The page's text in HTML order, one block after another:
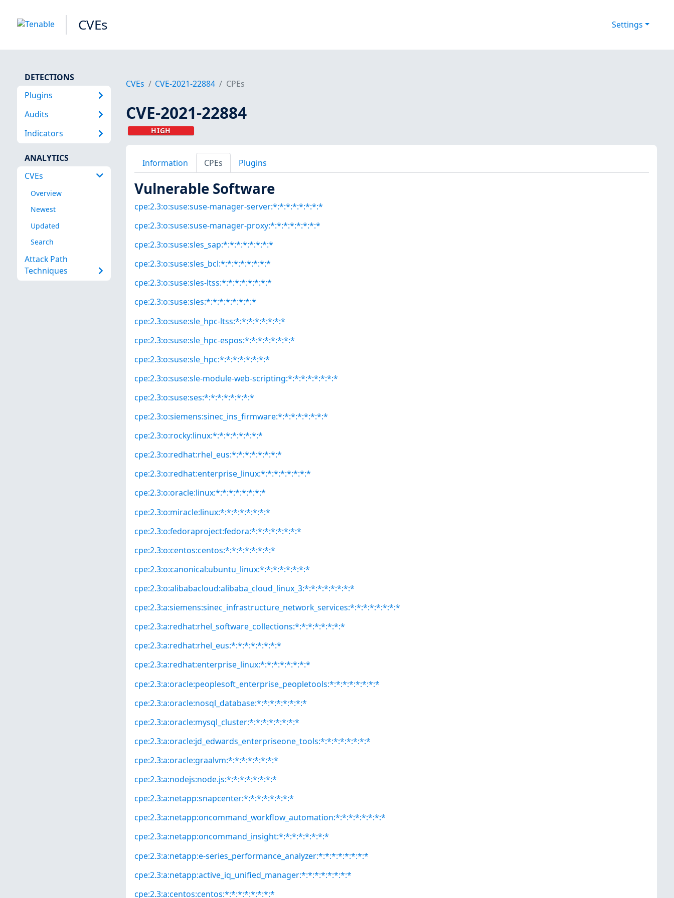
CVEs Settings
DETECTIONS
Plugins
Audits
Indicators
ANALYTICS
CVEs
Overview
Newest
Updated
Search
Attack Path
Techniques
CVEs CVE-2021-22884 CPEs
CVE-2021-22884
HIGH
Information CPEs Plugins
Vulnerable Software
cpe:2.3:o:suse:suse-manager-server:*:*:*:*:*:*:*:*
cpe:2.3:o:suse:suse-manager-proxy:*:*:*:*:*:*:*:*
cpe:2.3:o:suse:sles_sap:*:*:*:*:*:*:*:*
cpe:2.3:o:suse:sles_bcl:*:*:*:*:*:*:*:*
cpe:2.3:o:suse:sles-ltss:*:*:*:*:*:*:*:*
cpe:2.3:o:suse:sles:*:*:*:*:*:*:*:*
cpe:2.3:o:suse:sle_hpc-ltss:*:*:*:*:*:*:*:*
cpe:2.3:o:suse:sle_hpc-espos:*:*:*:*:*:*:*:*
cpe:2.3:o:suse:sle_hpc:*:*:*:*:*:*:*:*
cpe:2.3:o:suse:sle-module-web-scripting:*:*:*:*:*:*:*:*
cpe:2.3:o:suse:ses:*:*:*:*:*:*:*:*
cpe:2.3:o:siemens:sinec_ins_firmware:*:*:*:*:*:*:*:*
cpe:2.3:o:rocky:linux:*:*:*:*:*:*:*:*
cpe:2.3:o:redhat:rhel_eus:*:*:*:*:*:*:*:*
cpe:2.3:o:redhat:enterprise_linux:*:*:*:*:*:*:*:*
cpe:2.3:o:oracle:linux:*:*:*:*:*:*:*:*
cpe:2.3:o:miracle:linux:*:*:*:*:*:*:*:*
cpe:2.3:o:fedoraproject:fedora:*:*:*:*:*:*:*:*
cpe:2.3:o:centos:centos:*:*:*:*:*:*:*:*
cpe:2.3:o:canonical:ubuntu_linux:*:*:*:*:*:*:*:*
cpe:2.3:o:alibabacloud:alibaba_cloud_linux_3:*:*:*:*:*:*:*:*
cpe:2.3:a:siemens:sinec_infrastructure_network_services:*:*:*:*:*:*:*:*
cpe:2.3:a:redhat:rhel_software_collections:*:*:*:*:*:*:*:*
cpe:2.3:a:redhat:rhel_eus:*:*:*:*:*:*:*:*
cpe:2.3:a:redhat:enterprise_linux:*:*:*:*:*:*:*:*
cpe:2.3:a:oracle:peoplesoft_enterprise_peopletools:*:*:*:*:*:*:*:*
cpe:2.3:a:oracle:nosql_database:*:*:*:*:*:*:*:*
cpe:2.3:a:oracle:mysql_cluster:*:*:*:*:*:*:*:*
cpe:2.3:a:oracle:jd_edwards_enterpriseone_tools:*:*:*:*:*:*:*:*
cpe:2.3:a:oracle:graalvm:*:*:*:*:*:*:*:*
cpe:2.3:a:nodejs:node.js:*:*:*:*:*:*:*:*
cpe:2.3:a:netapp:snapcenter:*:*:*:*:*:*:*:*
cpe:2.3:a:netapp:oncommand_workflow_automation:*:*:*:*:*:*:*:*
cpe:2.3:a:netapp:oncommand_insight:*:*:*:*:*:*:*:*
cpe:2.3:a:netapp:e-series_performance_analyzer:*:*:*:*:*:*:*:*
cpe:2.3:a:netapp:active_iq_unified_manager:*:*:*:*:*:*:*:*
cpe:2.3:a:centos:centos:*:*:*:*:*:*:*:*